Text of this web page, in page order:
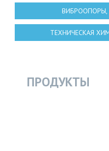
ВИБРООПОРЫ,
ТЕХНИЧЕСКАЯ
ПРОДУКТЫ